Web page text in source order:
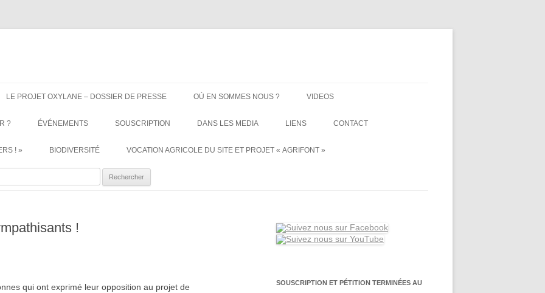
au
LE PROJET OXYLANE – DOSSIER DE PRESSE OÙ EN SOMMES NOUS ? VIDEOS
? ÉVÉNEMENTS SOUSCRIPTION DANS LES MEDIA LIENS CONTACT
! » BIODIVERSITÉ VOCATION AGRICOLE DU SITE ET PROJET « AGRIFONT »
!
qui ont exprimé leur opposition au projet de
SOUSCRIPTION ET PÉTITION TERMINÉES AU